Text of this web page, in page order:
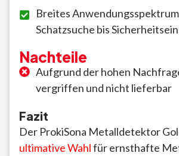
Breites
Schatzsuche bis
Nachteile
Aufgrund der hohen
vergriffen und nicht lieferbar
Fazit
Der ProkiSona Metalldetektor
ultimative Wahlfür ernsthafte